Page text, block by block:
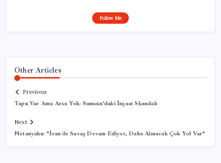
Follow Me
Other Articles
Previous
Tapu Var Ama Arsa Yok: Samsun’daki İnşaat Skandalı
Next
Netanyahu: “İran ile Savaş Devam Ediyor, Daha Alınacak Çok Yol Var”